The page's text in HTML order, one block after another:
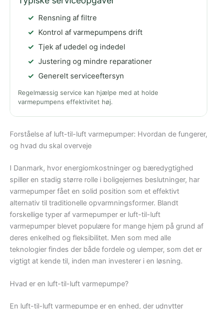
Rensning af filtre
Kontrol af varmepumpens drift
Tjek af udedel og indedel
Justering og mindre reparationer
Generelt serviceeftersyn
Regelmæssig service kan hjælpe med at holde
varmepumpens effektivitet høj.
Forståelse af luft-til-luft varmepumper: Hvordan de fungerer,
og hvad du skal overveje
I Danmark, hvor energiomkostninger og bæredygtighed
spiller en stadig større rolle i boligejernes beslutninger, har
varmepumper fået en solid position som et effektivt
alternativ til traditionelle opvarmningsformer. Blandt
forskellige typer af varmepumper er luft-til-luft
varmepumper blevet populære for mange hjem på grund af
deres enkelhed og fleksibilitet. Men som med alle
teknologier findes der både fordele og ulemper, som det er
vigtigt at kende til, inden man investerer i en løsning.
Hvad er en luft-til-luft varmepumpe?
En luft-til-luft varmepumpe er en enhed, der udnytter